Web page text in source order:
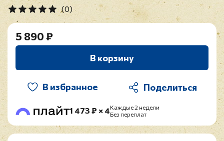
(0)
5 890 ₽
В корзину
В избранное
1 473 ₽ × 4Каждые 2 недели
Без переплат